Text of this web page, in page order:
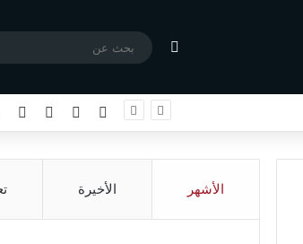
مقال عشوائي
فيسبوك يوتيوب
الأشهر الأخيرة